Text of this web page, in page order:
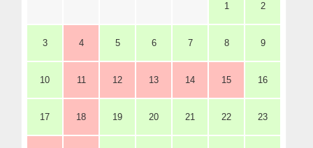
1 2
3 4 5 6 7 8 9
10 11 12 13 14 15 16
17 18 19 20 21 22 23